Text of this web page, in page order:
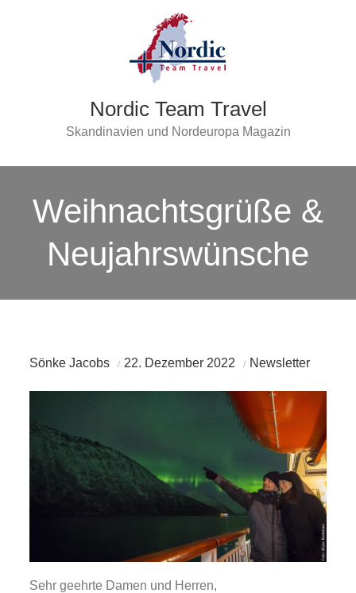
Nordic Team Travel
Skandinavien und Nordeuropa Magazin
Weihnachtsgrüße &
Neujahrswünsche
Sönke Jacobs 22. Dezember 2022 Newsletter
Sehr geehrte Damen und Herren,